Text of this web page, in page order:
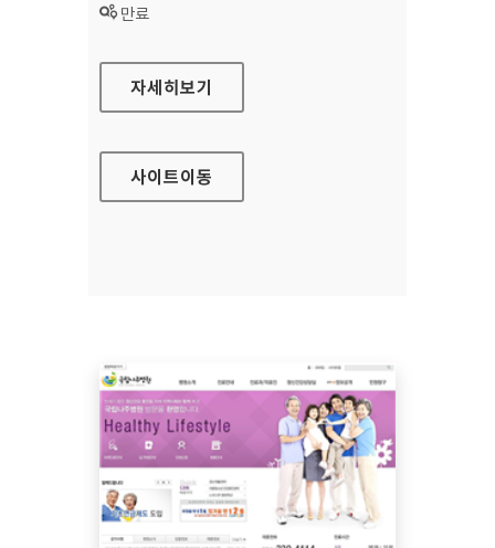
상태 :
만료
한국장애인고용공단 홈페이지
자세히보기
사이트이동